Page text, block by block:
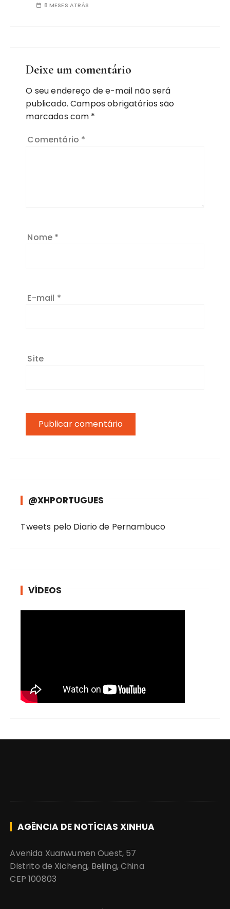
8 MESES ATRÁS
Deixe um comentário
O seu endereço de e-mail não será
publicado. Campos obrigatórios são
marcados com *
Comentário *
Nome *
E-mail *
Site
@XHPORTUGUES
Tweets pelo Diario de Pernambuco
VÍDEOS
AGÊNCIA DE NOTÍCIAS XINHUA
Avenida Xuanwumen Ouest, 57
Distrito de Xicheng, Beijing, China
CEP 100803